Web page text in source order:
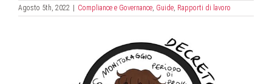
Agosto 5th, 2022 Compliance e Governance, Guide, Rapporti di lavoro